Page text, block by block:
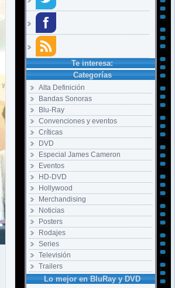
Te interesa:
Categorías
Alta Definición
Bandas Sonoras
Blu-Ray
Convenciones y eventos
Críticas
DVD
Especial James Cameron
Eventos
HD-DVD
Hollywood
Merchandising
Noticias
Posters
Rodajes
Series
Televisión
Trailers
Lo mejor en BluRay y DVD